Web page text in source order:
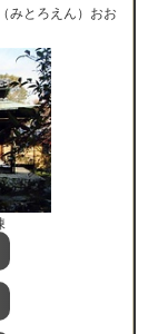
みとろえん）おお